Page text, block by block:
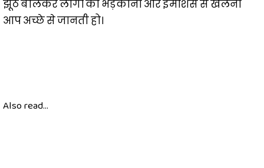
झूठ बोलकर लोगों को भड़काना और इमोशंस से खेलना
आप अच्छे से जानती हो।
Also read...